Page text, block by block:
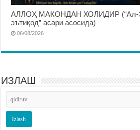
АЛЛОҲ МАКОНДАН ХОЛИДИР (“Ал-
эътиқод” асари асосида)
06/08/2026
ИЗЛАШ